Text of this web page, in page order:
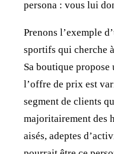
persona : vous lui
Prenons l’exemple
sportifs qui cherche
Sa boutique propose
l’offre de prix est
segment de clients
majoritairement des
aisés, adeptes